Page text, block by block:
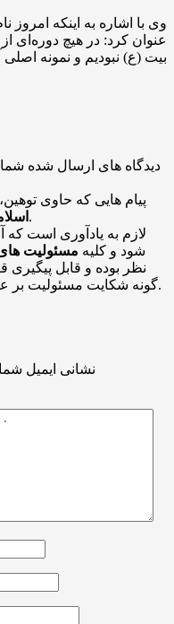
وی با اشاره به اینکه
عنوان کرد: در هیچ دوره‌ای
بیت (ع) نبودیم و نمونه
دیدگاه های ارسال شده
پیام هایی که حاوی
باشد منتشر نخواهد شد.
لازم به یادآوری است
شود و کلیه مسئولیت
نظر بوده و قابل
گونه شکایت مسئولیت بر عهده شخص نظر دهنده خواهد بود.
نشانی ایمیل